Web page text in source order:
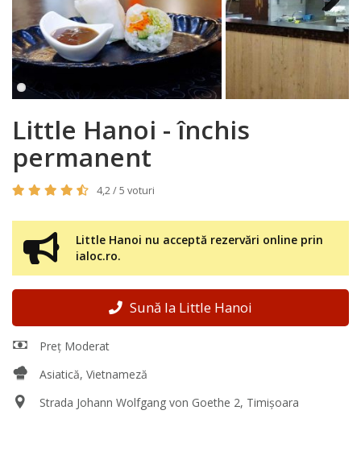
Next
Little Hanoi - închis
permanent
4,2 / 5 voturi
Little Hanoi nu acceptă rezervări online prin
ialoc.ro.
Sună la Little Hanoi
Preț Moderat
Asiatică, Vietnameză
Strada Johann Wolfgang von Goethe 2, Timișoara